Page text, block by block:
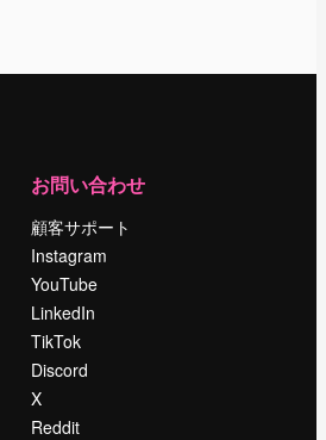
お問い合わせ
顧客サポート
Instagram
YouTube
LinkedIn
TikTok
Discord
X
Reddit